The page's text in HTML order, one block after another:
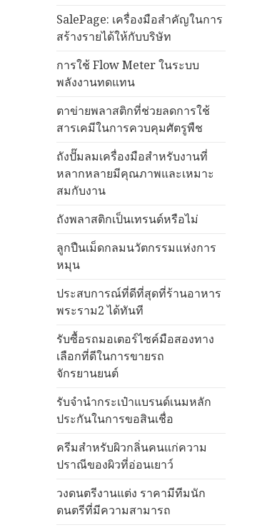
SalePage: เครื่องมือสำคัญในการ
สร้างรายได้ให้กับบริษัท
การใช้ Flow Meter ในระบบ
พลังงานทดแทน
ตาข่ายพลาสติกที่ช่วยลดการใช้
สารเคมีในการควบคุมศัตรูพืช
ถังปั๊มลมเครื่องมือสำหรับงานที่
หลากหลายมีคุณภาพและเหมาะ
สมกับงาน
ถังพลาสติกเป็นเทรนด์หรือไม่
ลูกปืนเม็ดกลมนวัตกรรมแห่งการ
หมุน
ประสบการณ์ที่ดีที่สุดที่ร้านอาหาร
พระราม2 ได้ทันที
รับซื้อรถมอเตอร์ไซค์มือสองทาง
เลือกที่ดีในการขายรถ
จักรยานยนต์
รับจำนำกระเป๋าแบรนด์เนมหลัก
ประกันในการขอสินเชื่อ
ครีมสำหรับผิวกลิ่นคนแก่ความ
ปราณีของผิวที่อ่อนเยาว์
วงดนตรีงานแต่ง ราคามีทีมนัก
ดนตรีที่มีความสามารถ